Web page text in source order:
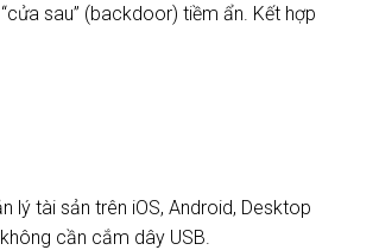
sau” (backdoor) tiềm ẩn. Kết hợp
tài sản trên iOS, Android, Desktop
cần cắm dây USB.